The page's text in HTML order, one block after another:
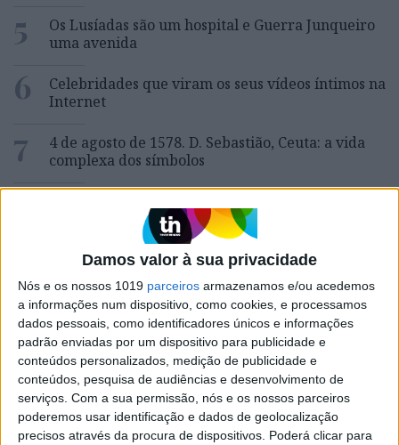
Damos valor à sua privacidade
Nós e os nossos 1019 parceiros armazenamos e/ou acedemos
a informações num dispositivo, como cookies, e processamos
dados pessoais, como identificadores únicos e informações
padrão enviadas por um dispositivo para publicidade e
conteúdos personalizados, medição de publicidade e
conteúdos, pesquisa de audiências e desenvolvimento de
serviços. Com a sua permissão, nós e os nossos parceiros
poderemos usar identificação e dados de geolocalização
precisos através da procura de dispositivos. Poderá clicar para
5
Os Lusíadas são um hospital e Guerra Junqueiro
uma avenida
6
Celebridades que viram os seus vídeos íntimos na
Internet
7
4 de agosto de 1578. D. Sebastião, Ceuta: a vida
complexa dos símbolos
8 Covas do Barroso: A luta por um modo de vida
Os dois primeiros presidentes da Gulbenkian
10Edição 1744
MAIS NA VISÃO